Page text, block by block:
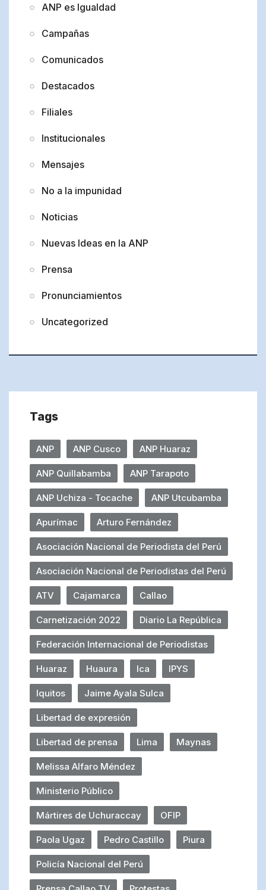
ANP es Igualdad
Campañas
Comunicados
Destacados
Filiales
Institucionales
Mensajes
No a la impunidad
Noticias
Nuevas Ideas en la ANP
Prensa
Pronunciamientos
Uncategorized
Tags
ANP ANP Cusco ANP Huaraz
ANP Quillabamba ANP Tarapoto
ANP Uchiza - Tocache ANP Utcubamba
Apurímac Arturo Fernández
Asociación Nacional de Periodista del Perú
Asociación Nacional de Periodistas del Perú
ATV Cajamarca Callao
Carnetización 2022 Diario La República
Federación Internacional de Periodistas
Huaraz Huaura Ica IPYS
Iquitos Jaime Ayala Sulca
Libertad de expresión
Libertad de prensa Lima Maynas
Melissa Alfaro Méndez
Ministerio Público
Mártires de Uchuraccay OFIP
Paola Ugaz Pedro Castillo Piura
Policía Nacional del Perú